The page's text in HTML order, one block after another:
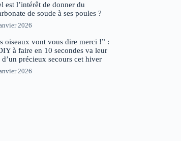
est l’intérêt de donner du
de soude à ses poules ?
2026
oiseaux vont vous dire merci !” :
à faire en 10 secondes va leur
d’un précieux secours cet hiver
2026